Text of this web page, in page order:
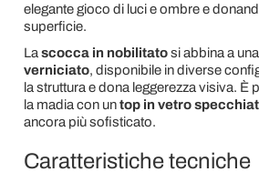
elegante gioco di luci e ombre e
superficie.
La scocca in nobilitatosi abbina a una
verniciato, disponibile in diverse
la struttura e dona leggerezza visiva. È
la madia con untop in vetro
ancora più sofisticato.
Caratteristiche tecniche